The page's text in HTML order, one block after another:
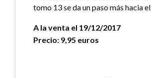
tomo 13 se da un paso más hacia
A la venta el 19/12/2017
Precio: 9,95 euros